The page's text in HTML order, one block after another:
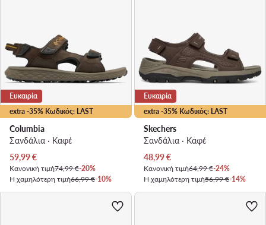
extra -35% Κωδικός: LAST
Ευκαιρία
Columbia
Σανδάλια · Καφέ
Τρέχουσα τιμή
59,99€
Κανονική τιμή74,99 €-20%
Η χαμηλότερη τιμή66,99 €-10%
extra -35% Κωδικός: LAST
Ευκαιρία
Skechers
Σανδάλια · Καφέ
Τρέχουσα τιμή
48,99€
Κανονική τιμή64,99 €-24%
Η χαμηλότερη τιμή56,99 €-14%